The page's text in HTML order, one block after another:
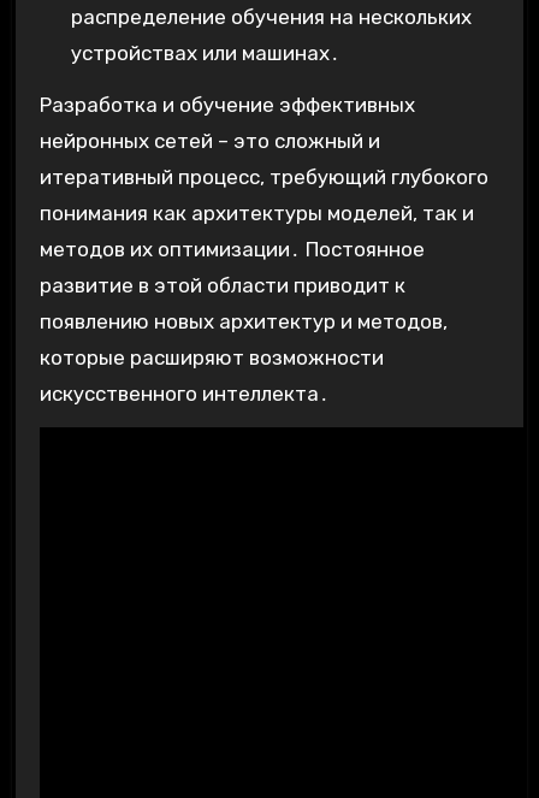
распределение обучения на нескольких
устройствах или машинах․
Разработка и обучение эффективных
нейронных сетей – это сложный и
итеративный процесс, требующий глубокого
понимания как архитектуры моделей, так и
методов их оптимизации․ Постоянное
развитие в этой области приводит к
появлению новых архитектур и методов,
которые расширяют возможности
искусственного интеллекта․